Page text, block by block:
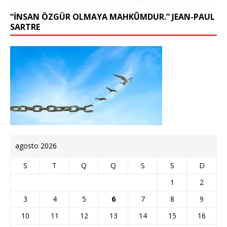
“İNSAN ÖZGÜR OLMAYA MAHKÛMDUR.” JEAN-PAUL
SARTRE
agosto 2026
S T Q Q S S
D
1
2
3
4 5 6 7 8
9
10
11 12 13 14 15 16